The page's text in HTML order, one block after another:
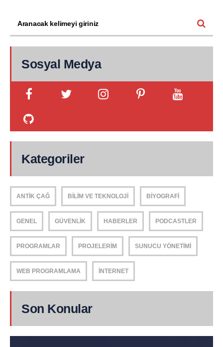
Sosyal Medya
Kategoriler
ANTIK ÇAĞ BILIM VE TEKNOLOJI BIYOGRAFI
GENEL GÜVENLIK HABERLER PODCASTLER
PROGRAMLAR PROJELERIM SUNUCU YÖNETIMI
WEB PROGRAMLAMA İNTERNET
Son Konular